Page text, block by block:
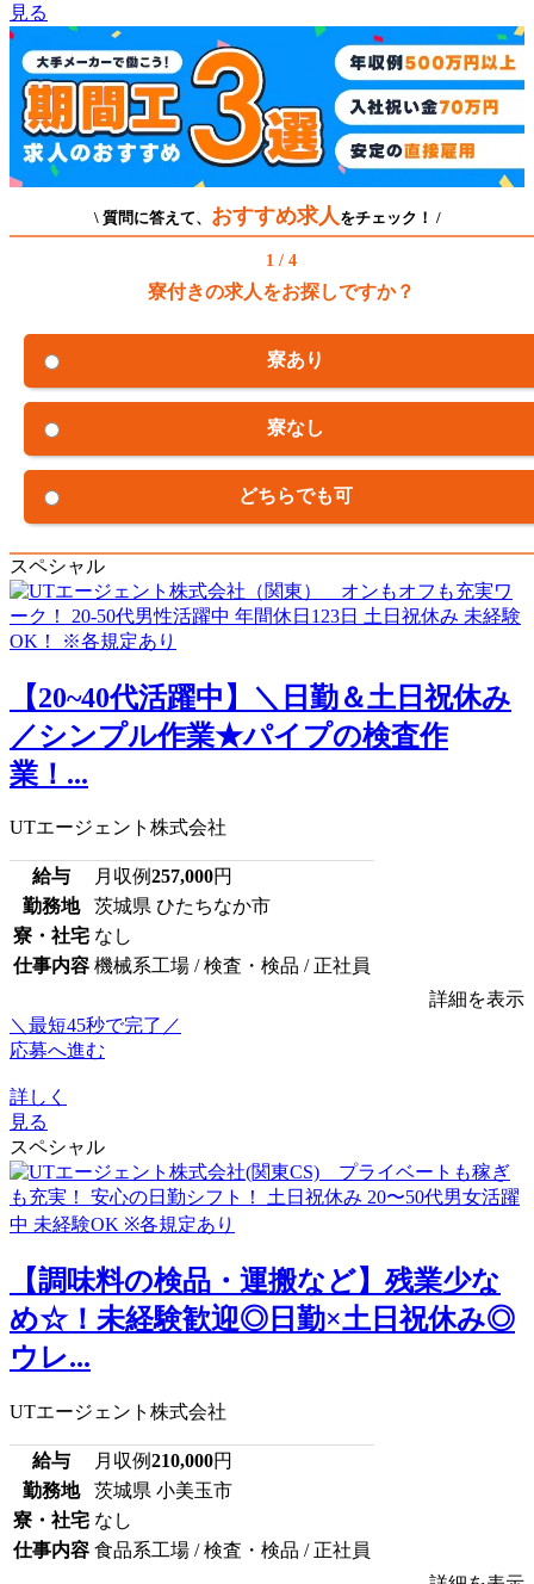
見る
\ 質問に答えて、 おすすめ求人 をチェック！ /
1 / 4
寮付きの求人をお探しですか？
寮あり
寮なし
どちらでも可
スペシャル
【20~40代活躍中】＼日勤＆土日祝休み
／シンプル作業★パイプの検査作
業！...
UTエージェント株式会社
給与 月収例257,000円
勤務地
茨城県 ひたちなか市
寮・社宅 なし
仕事内容 機械系工場 / 検査・検品 / 正社員
詳細を表示
＼最短45秒で完了／
応募へ進む
詳しく
見る
スペシャル
【調味料の検品・運搬など】残業少な
め☆！未経験歓迎◎日勤×土日祝休み◎
ウレ...
UTエージェント株式会社
給与 月収例210,000円
勤務地
茨城県 小美玉市
寮・社宅 なし
仕事内容 食品系工場 / 検査・検品 / 正社員